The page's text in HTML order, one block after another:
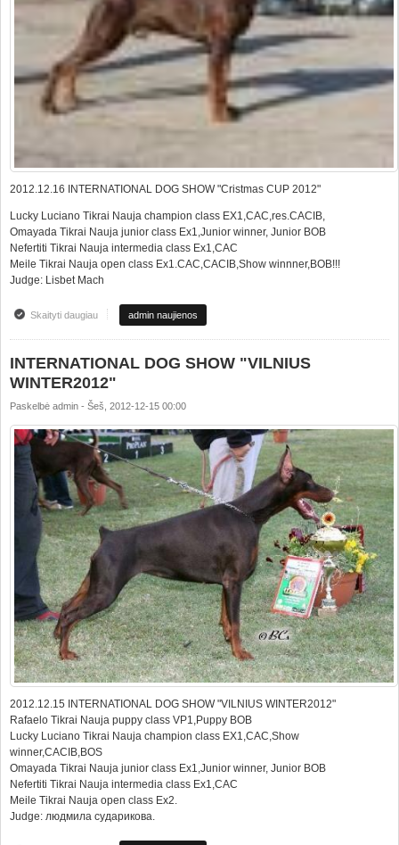
2012.12.16 INTERNATIONAL DOG SHOW "Cristmas CUP 2012"
Lucky Luciano Tikrai Nauja champion class EX1,CAC,res.CACIB,
Omayada Tikrai Nauja junior class Ex1,Junior winner, Junior BOB
Nefertiti Tikrai Nauja intermedia class Ex1,CAC
Meile Tikrai Nauja open class Ex1.CAC,CACIB,Show winnner,BOB!!!
Judge: Lisbet Mach
Skaityti daugiauapie INTERNATIONAL DOG SHOW "Cristmas CUP 2012"
admin naujienos
INTERNATIONAL DOG SHOW "VILNIUS
WINTER2012"
Paskelbė admin - Šeš, 2012-12-15 00:00
2012.12.15 INTERNATIONAL DOG SHOW "VILNIUS WINTER2012"
Rafaelo Tikrai Nauja puppy class VP1,Puppy BOB
Lucky Luciano Tikrai Nauja champion class EX1,CAC,Show
winner,CACIB,BOS
Omayada Tikrai Nauja junior class Ex1,Junior winner, Junior BOB
Nefertiti Tikrai Nauja intermedia class Ex1,CAC
Meile Tikrai Nauja open class Ex2.
Judge: людмила сударикова.